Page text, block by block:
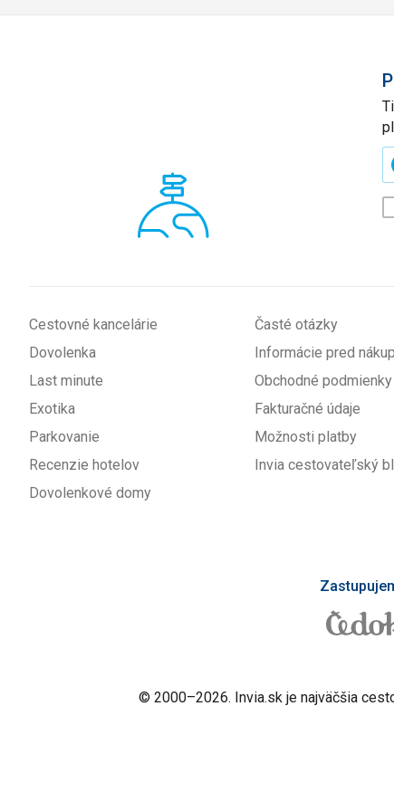
Cestovné kancelárie
Dovolenka
Last minute
Exotika
Parkovanie
Recenzie hotelov
Dovolenkové domy
Časté otázky
Informácie pred
Obchodné podmienky
Fakturačné údaje
Možnosti platby
Invia cestovateľský
© 2000–2026. Invia.sk je najväčšia